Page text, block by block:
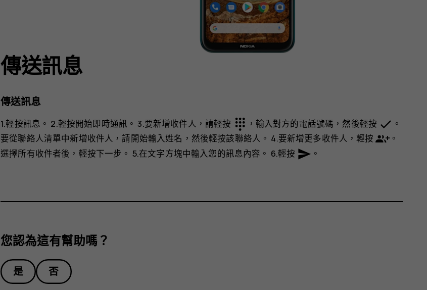
傳送訊息
傳送訊息
1.輕按訊息 。 2.輕按開始即時通訊 。 3.要新增收件人，請輕按 dialpad ，輸入對方的電話號碼，然後輕按 done 。
要從聯絡人清單中新增收件人，請開始輸入姓名，然後輕按該聯絡人。 4.要新增更多收件人，輕按
。
選擇所有收件者後，輕按下一步 。 5.在文字方塊中輸入您的訊息內容。 6.輕按 send 。
您認為這有幫助嗎？
是 否